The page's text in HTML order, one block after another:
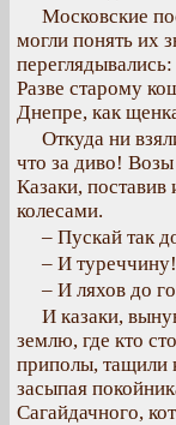
Московские
могли понять их
Разве старому
Днепре, как
Откуда ни
что за диво! Возы
Казаки, поставив
колесами.
– Пускай так
– И туреччину!
– И ляхов до
И казаки,
землю, где кто
приполы, тащили
засыпая
Сагайдачного,